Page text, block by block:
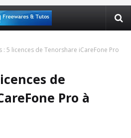
: 5 licences de Tenorshare iCareFone Pro
de
Pro à